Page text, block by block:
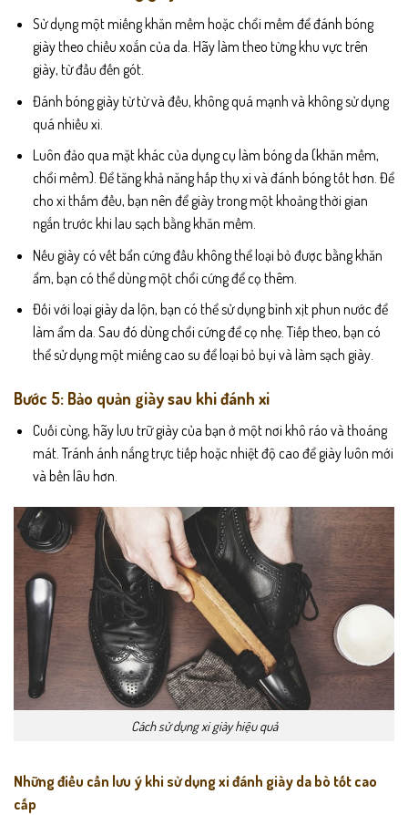
Sử dụng một miếng khăn mềm hoặc chổi mềm để đánh bóng
giày theo chiều xoắn của da. Hãy làm theo từng khu vực trên
giày, từ đầu đến gót.
Đánh bóng giày từ từ và đều, không quá mạnh và không sử dụng
quá nhiều xi.
Luôn đảo qua mặt khác của dụng cụ làm bóng da (khăn mềm,
chổi mềm). Để tăng khả năng hấp thụ xi và đánh bóng tốt hơn. Để
cho xi thấm đều, bạn nên để giày trong một khoảng thời gian
ngắn trước khi lau sạch bằng khăn mềm.
Nếu giày có vết bẩn cứng đầu không thể loại bỏ được bằng khăn
ẩm, bạn có thể dùng một chổi cứng để cọ thêm.
Đối với loại giày da lộn, bạn có thể sử dụng bình xịt phun nước để
làm ẩm da. Sau đó dùng chổi cứng để cọ nhẹ. Tiếp theo, bạn có
thể sử dụng một miếng cao su để loại bỏ bụi và làm sạch giày.
Bước 5: Bảo quản giày sau khi đánh xi
Cuối cùng, hãy lưu trữ giày của bạn ở một nơi khô ráo và thoáng
mát. Tránh ánh nắng trực tiếp hoặc nhiệt độ cao để giày luôn mới
và bền lâu hơn.
Cách sử dụng xi giày hiệu quả
Những điều cần lưu ý khi sử dụng xi đánh giày da bò tốt cao
cấp